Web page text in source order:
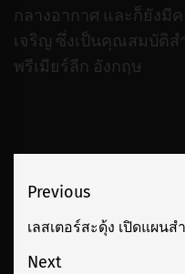
กลางอากาศ และก็ยังมี
เจริญ ซึ่งเป็นคุณสมบัติส
พรีเมียร์ลีก อังกฤษ
เมนู
นำทาง
เรื่อง
Previous
Previous
เลสเตอร์สะดุ้ง เปิดแผน
Next